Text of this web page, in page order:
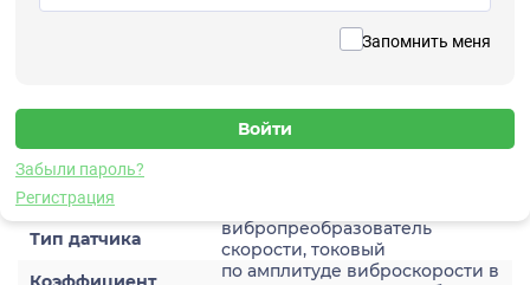
Запомнить меня
Забыли пароль?
Регистрация
Датчик виброскороости
Характеристики
Тип датчика
вибропреобразователь
скорости, токовый
по амплитуде виброскорости в